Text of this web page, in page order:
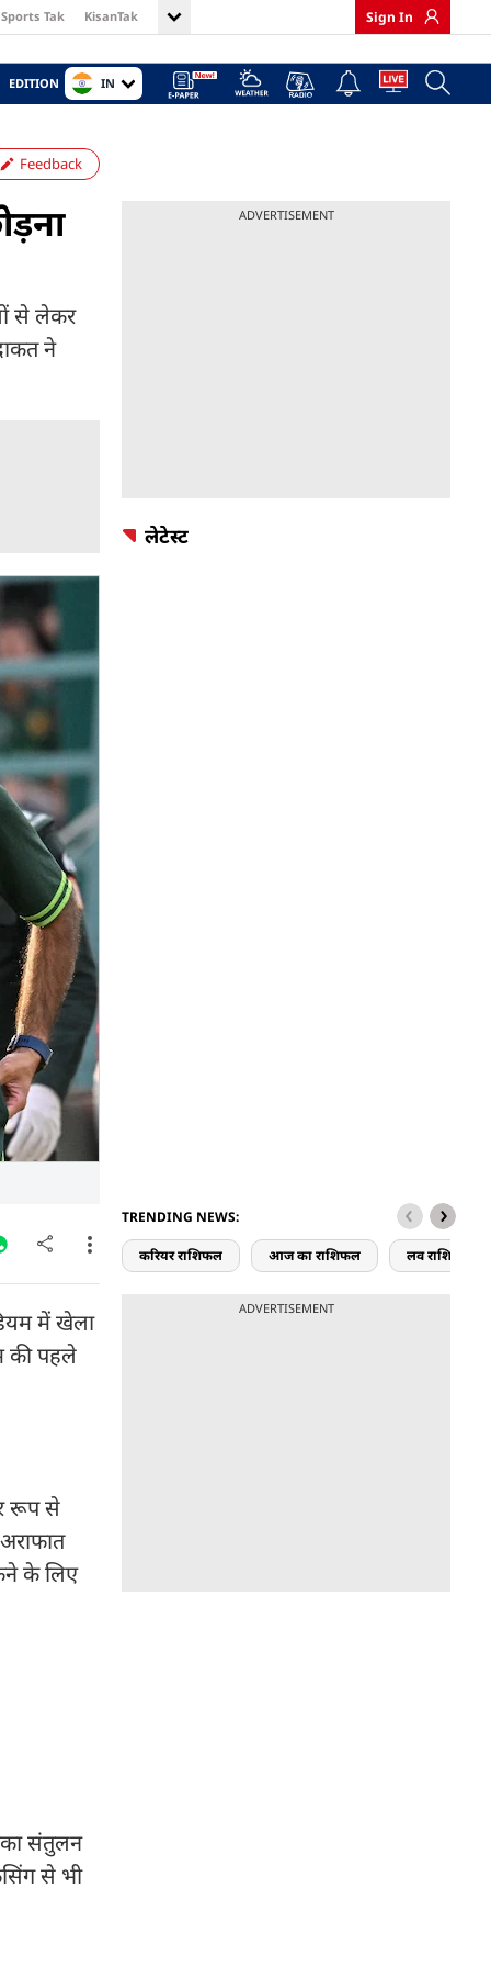
Sports Tak KisanTak Sign In
EDITION IN
Feedback
से लेकर
ने
में खेला
की पहले
रूप से
के लिए
संतुलन
से भी
ADVERTISEMENT
लेटेस्ट
TRENDING NEWS:
करियर राशिफल आज का राशिफल लव राशिफल
ADVERTISEMENT